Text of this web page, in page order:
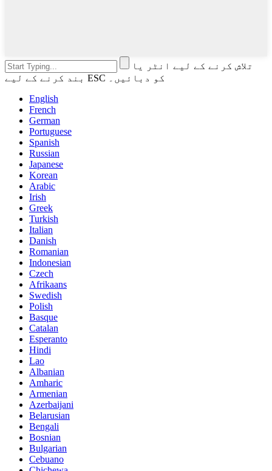
تلاش کرنے کے لیے انٹر یا
بند کرنے کے لیے ESC کو دبائیں۔
English
French
German
Portuguese
Spanish
Russian
Japanese
Korean
Arabic
Irish
Greek
Turkish
Italian
Danish
Romanian
Indonesian
Czech
Afrikaans
Swedish
Polish
Basque
Catalan
Esperanto
Hindi
Lao
Albanian
Amharic
Armenian
Azerbaijani
Belarusian
Bengali
Bosnian
Bulgarian
Cebuano